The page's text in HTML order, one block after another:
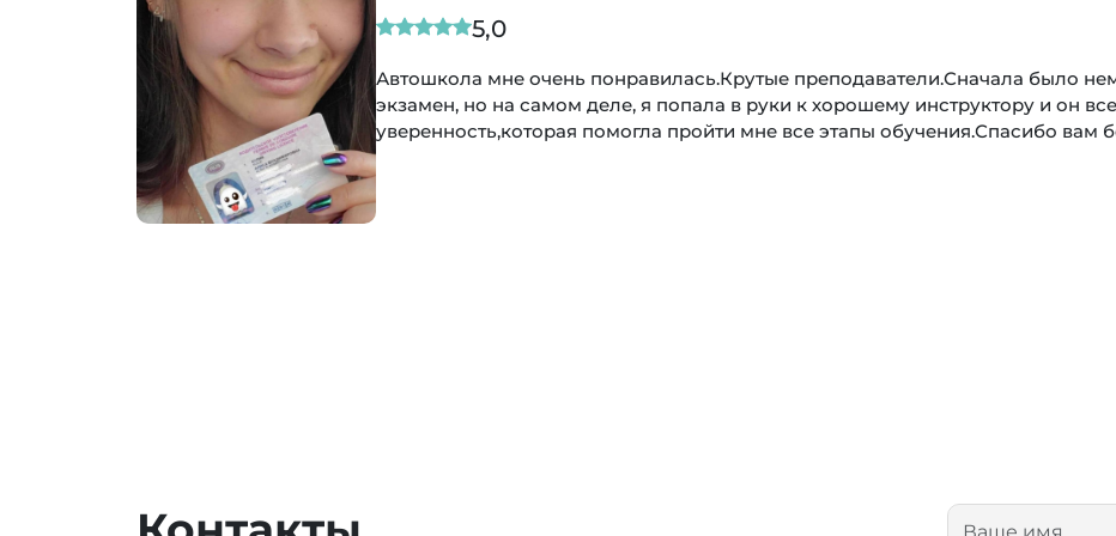
5,0
Автошкола мне очень понравилась.Крутые преподаватели.Сначала было
экзамен, но на самом деле, я попала в руки к хорошему инструктору и он
уверенность,которая помогла пройти мне все этапы обучения.Спасибо вам